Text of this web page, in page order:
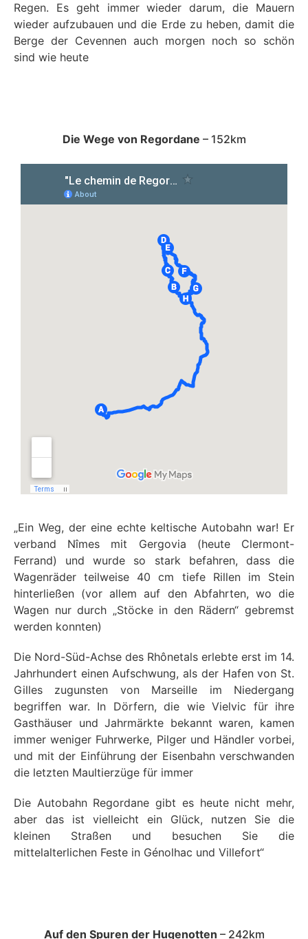
Regen. Es geht immer wieder darum, die Mauern
wieder aufzubauen und die Erde zu heben, damit die
Berge der Cevennen auch morgen noch so schön
sind wie heute
Die Wege von Regordane – 152km
„Ein Weg, der eine echte keltische Autobahn war! Er
verband Nîmes mit Gergovia (heute Clermont-
Ferrand) und wurde so stark befahren, dass die
Wagenräder teilweise 40 cm tiefe Rillen im Stein
hinterließen (vor allem auf den Abfahrten, wo die
Wagen nur durch „Stöcke in den Rädern“ gebremst
werden konnten)
Die Nord-Süd-Achse des Rhônetals erlebte erst im 14.
Jahrhundert einen Aufschwung, als der Hafen von St.
Gilles zugunsten von Marseille im Niedergang
begriffen war. In Dörfern, die wie Vielvic für ihre
Gasthäuser und Jahrmärkte bekannt waren, kamen
immer weniger Fuhrwerke, Pilger und Händler vorbei,
und mit der Einführung der Eisenbahn verschwanden
die letzten Maultierzüge für immer
Die Autobahn Regordane gibt es heute nicht mehr,
aber das ist vielleicht ein Glück, nutzen Sie die
kleinen Straßen und besuchen Sie die
mittelalterlichen Feste in Génolhac und Villefort“
Auf den Spuren der Hugenotten – 242km